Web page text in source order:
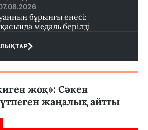
бұрынғы енесі:
медаль берілді
жоқ»: Сәкен
жаңалық айтты